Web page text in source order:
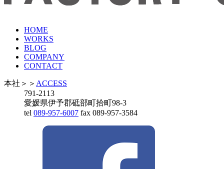
HOME
WORKS
BLOG
COMPANY
CONTACT
本社 ＞＞ ACCESS
791-2113
愛媛県伊予郡砥部町拾町98-3
tel 089-957-6007 fax 089-957-3584